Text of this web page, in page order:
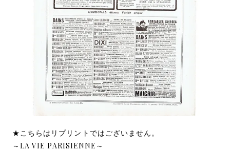
★こちらはリプリントではございません。
～LA VIE PARISIENNE～